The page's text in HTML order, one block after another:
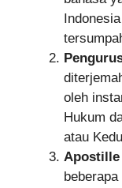
oleh
Hukum
atau
Apostille